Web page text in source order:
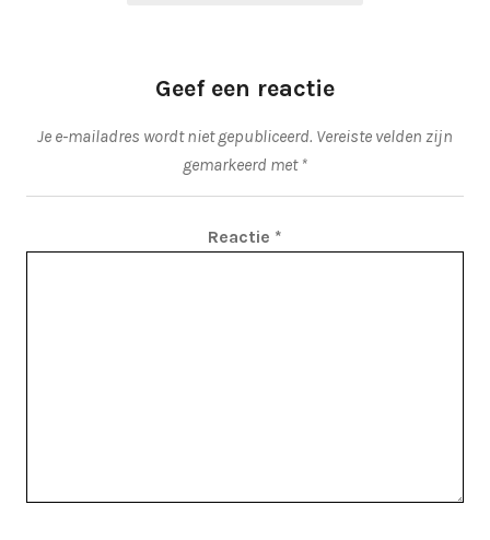
Geef een reactie
Je e-mailadres wordt niet gepubliceerd. Vereiste velden zijn
gemarkeerd met *
Reactie *